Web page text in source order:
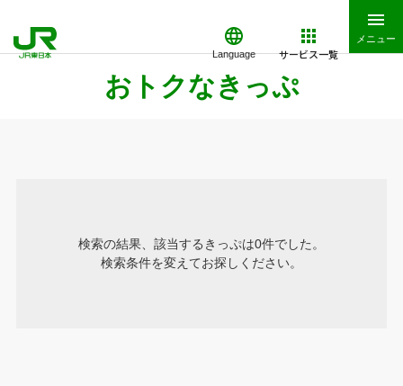
Language サービス一覧
メニュー
おトクなきっぷ
検索の結果、該当するきっぷは0件でした。
検索条件を変えてお探しください。